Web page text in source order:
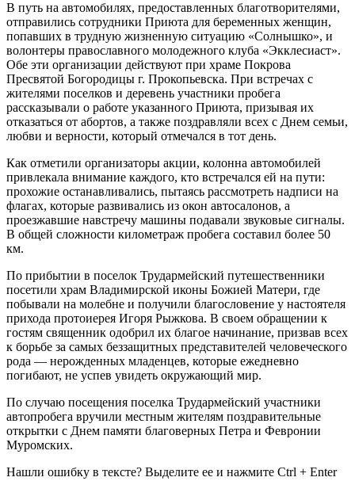
В путь на автомобилях, предоставленных благотворителями,
отправились сотрудники Приюта для беременных женщин,
попавших в трудную жизненную ситуацию «Солнышко», и
волонтеры православного молодежного клуба «Экклесиаст».
Обе эти организации действуют при храме Покрова
Пресвятой Богородицы г. Прокопьевска. При встречах с
жителями поселков и деревень участники пробега
рассказывали о работе указанного Приюта, призывая их
отказаться от абортов, а также поздравляли всех с Днем семьи,
любви и верности, который отмечался в тот день.
Как отметили организаторы акции, колонна автомобилей
привлекала внимание каждого, кто встречался ей на пути:
прохожие останавливались, пытаясь рассмотреть надписи на
флагах, которые развивались из окон автосалонов, а
проезжавшие навстречу машины подавали звуковые сигналы.
В общей сложности километраж пробега составил более 50
км.
По прибытии в поселок Трудармейский путешественники
посетили храм Владимирской иконы Божией Матери, где
побывали на молебне и получили благословение у настоятеля
прихода протоиерея Игоря Рыжкова. В своем обращении к
гостям священник одобрил их благое начинание, призвав всех
к борьбе за самых беззащитных представителей человеческого
рода — нерожденных младенцев, которые ежедневно
погибают, не успев увидеть окружающий мир.
По случаю посещения поселка Трудармейский участники
автопробега вручили местным жителям поздравительные
открытки с Днем памяти благоверных Петра и Февронии
Муромских.
Нашли ошибку в тексте? Выделите ее и нажмите Ctrl + Enter